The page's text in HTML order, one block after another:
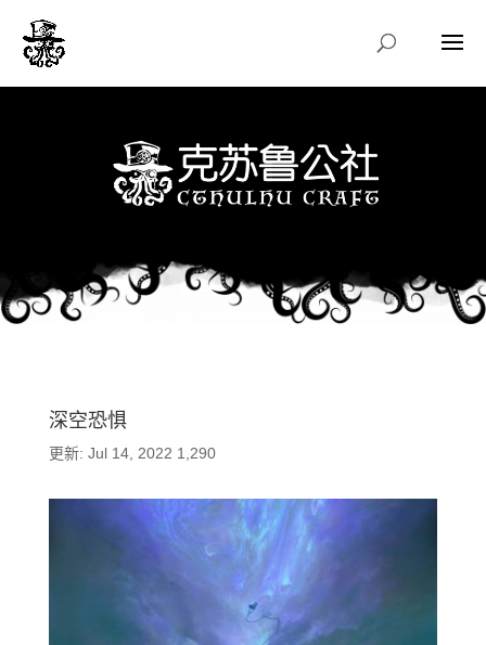
深空恐惧
更新: Jul 14, 2022 1,290